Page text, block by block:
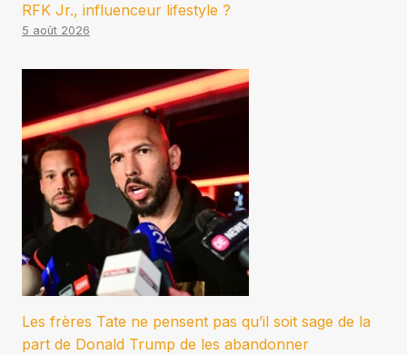
RFK Jr., influenceur lifestyle ?
5 août 2026
Les frères Tate ne pensent pas qu’il soit sage de la
part de Donald Trump de les abandonner